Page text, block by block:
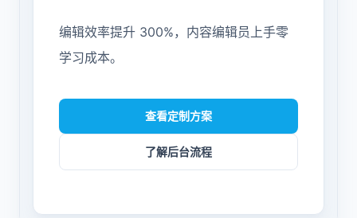
编辑效率提升 300%，内容编辑员上手零
学习成本。
查看定制方案
了解后台流程